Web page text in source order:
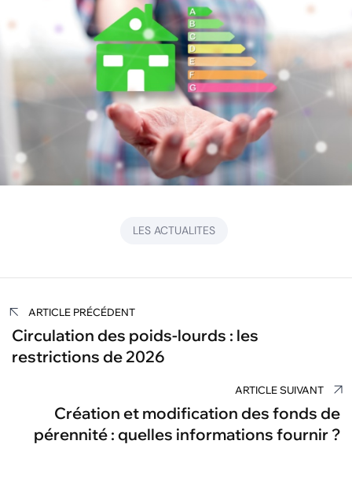
LES ACTUALITES
Navigation
de
l’article
ARTICLE PRÉCÉDENT
Circulation des poids-lourds : les
restrictions de 2026
ARTICLE SUIVANT
Création et modification des fonds de
pérennité : quelles informations fournir ?